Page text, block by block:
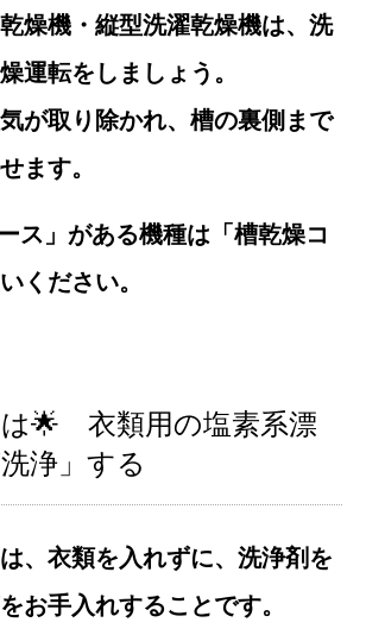
燥機・縦型洗濯乾燥機は、洗
運転をしましょう。
が取り除かれ、槽の裏側まで
ます。
ス」がある機種は「槽乾燥コ
ください。
🌟 衣類用の塩素系漂
浄」する
は、衣類を入れずに、洗浄剤を
お手入れすることです。